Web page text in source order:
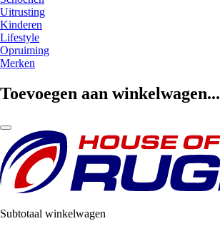
Uitrusting
Kinderen
Lifestyle
Opruiming
Merken
Toevoegen aan winkelwagen...
Subtotaal winkelwagen